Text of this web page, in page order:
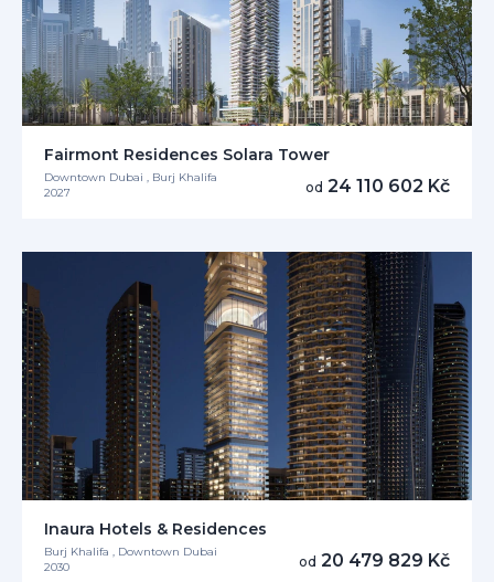
Fairmont Residences Solara Tower
Downtown Dubai , Burj Khalifa
2027
od 24 110 602 Kč
Inaura Hotels & Residences
Burj Khalifa , Downtown Dubai
2030
od 20 479 829 Kč